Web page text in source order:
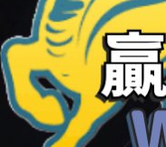
人數環比提升83
低于2022年以來月
成了負面陰礙。 9月
。美聯社指出，該數
就業匯報依然可能過
給美聯儲進一步加